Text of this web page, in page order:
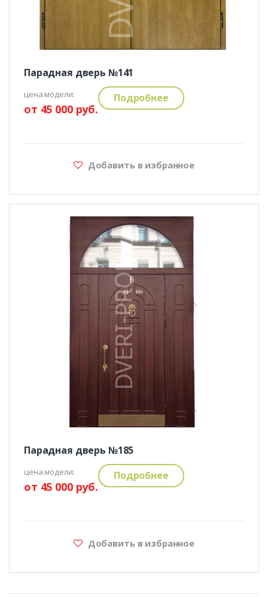
Парадная дверь №141
цена модели:
от 45 000 руб.
Подробнее
Добавить в избранное
Парадная дверь №185
цена модели:
от 45 000 руб.
Подробнее
Добавить в избранное